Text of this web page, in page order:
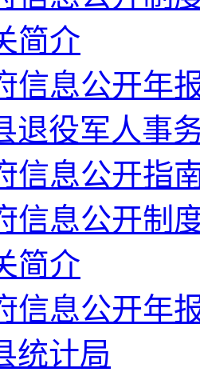
简介
信息公开年
退役军人事
信息公开指
信息公开制
简介
信息公开年
统计局